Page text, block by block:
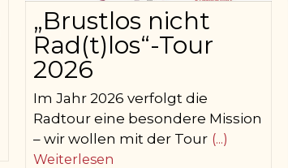
„Brustlos nicht
Rad(t)los“-Tour
2026
Im Jahr 2026 verfolgt die
Radtour eine besondere Mission
– wir wollen mit der Tour (...)
Weiterlesen